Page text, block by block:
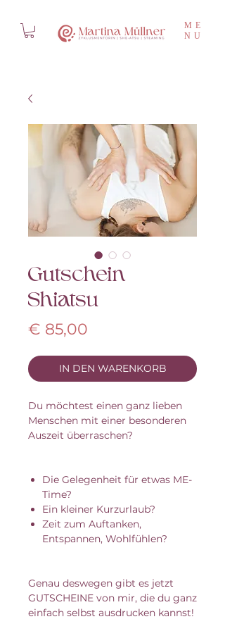
ME
NU
Gutschein
Shiatsu
€ 85,00
IN DEN WARENKORB
Du möchtest einen ganz lieben
Menschen mit einer besonderen
Auszeit überraschen?
Die Gelegenheit für etwas ME-
Time?
Ein kleiner Kurzurlaub?
Zeit zum Auftanken,
Entspannen, Wohlfühlen?
Genau deswegen gibt es jetzt
GUTSCHEINE von mir, die du ganz
einfach selbst ausdrucken kannst!